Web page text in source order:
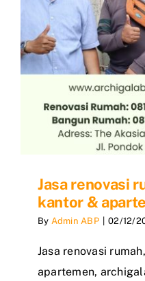
Jasa renovasi
kantor &
By Admin ABP 02/12/
Jasa renovasi
apartemen,